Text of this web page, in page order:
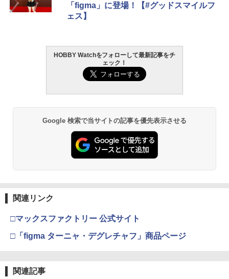
「figma」に登場！【#グッドスマイルフ
ェス】
HOBBY Watchをフォローして最新記事をチ
ェック！
Google 検索で当サイトの記事を優先表示させる
関連リンク
□マックスファクトリー 公式サイト
□「figma ターニャ・デグレチャフ」商品ページ
関連記事